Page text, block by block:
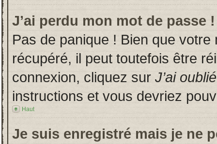
J’ai perdu mon mot de passe !
Pas de panique ! Bien que
récupéré, il peut toutefois être
connexion, cliquez sur J’ai
instructions et vous devriez
Haut
Je suis enregistré mais je ne